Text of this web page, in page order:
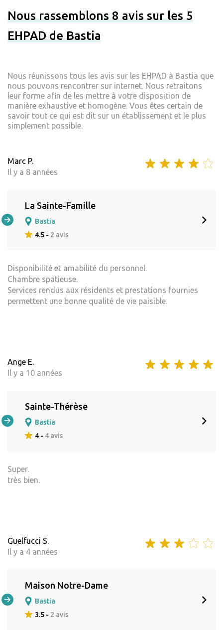
Nous rassemblons 8 avis sur les 5
EHPAD de Bastia
Nous réunissons tous les avis sur les EHPAD à Bastia que
nous pouvons rencontrer sur internet. Nous retraitons
leur forme afin de les mettre à votre disposition de
manière exhaustive et homogène. Vous êtes certain de
savoir tout ce qui est dit sur un établissement et le plus
simplement possible.
Marc P.
Il y a 8 années
La Sainte-Famille
Bastia
4.5 - 2 avis
Disponibilité et amabilité du personnel.
Chambre spatieuse.
Services rendus aux résidents et prestations fournies
permettent une bonne qualité de vie paisible.
Ange E.
Il y a 10 années
Sainte-Thérèse
Bastia
4 - 4 avis
Super.
très bien.
Guelfucci S.
Il y a 4 années
Maison Notre-Dame
Bastia
3.5 - 2 avis